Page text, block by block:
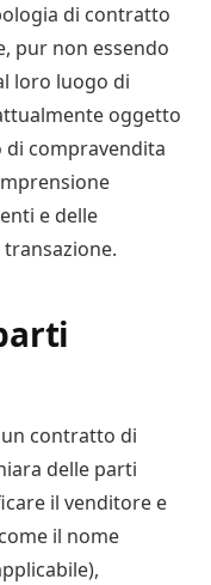
di contratto
pur non essendo
loro luogo di
oggetto
di compravendita
e delle
contratto di
delle parti
il venditore e
il nome